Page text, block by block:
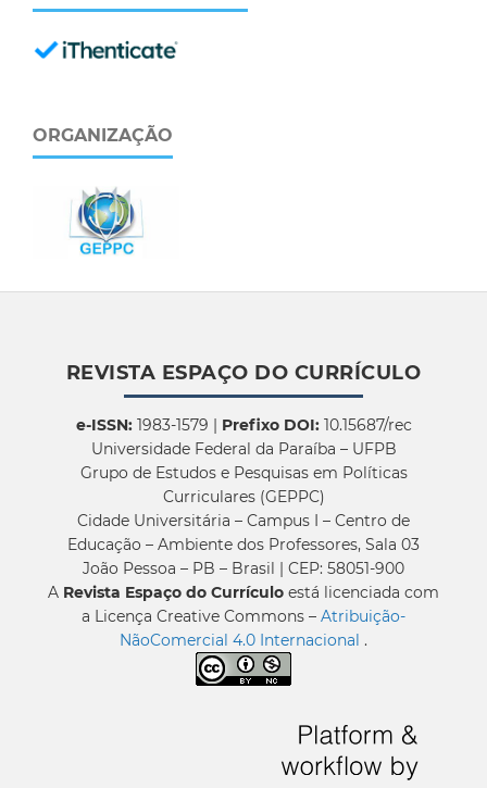
ORGANIZAÇÃO
REVISTA ESPAÇO DO CURRÍCULO
e-ISSN:1983-1579 | Prefixo DOI:10.15687/rec
Universidade Federal da Paraíba – UFPB
Grupo de Estudos e Pesquisas em Políticas
Curriculares (GEPPC)
Cidade Universitária – Campus I – Centro de
Educação – Ambiente dos Professores, Sala 03
João Pessoa – PB – Brasil | CEP: 58051-900
A Revista Espaço do Currículo está licenciada com
a Licença Creative Commons – Atribuição-
NãoComercial 4.0 Internacional .